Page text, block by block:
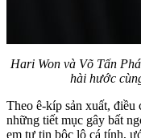
Hari Won và Võ Tấn
hài hước
Theo ê-kíp sản xuất,
những tiết mục gây bất
em tự tin bộc lộ cá tính,